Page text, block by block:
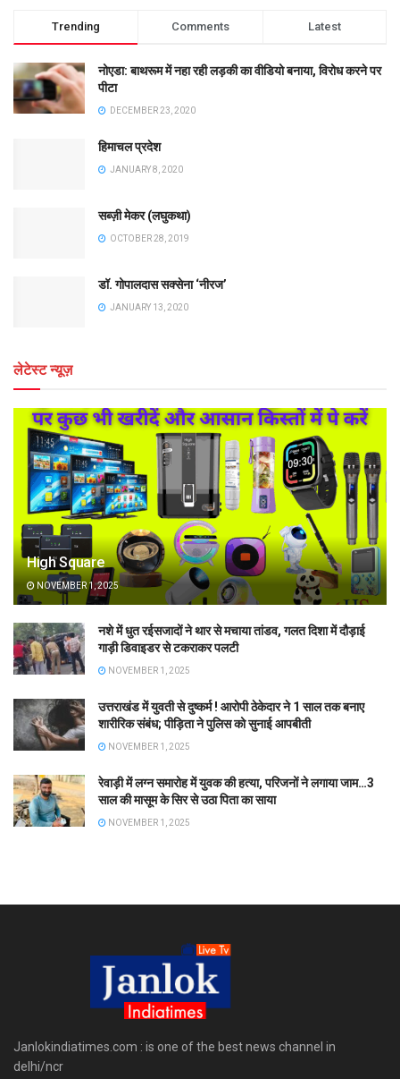
Trending Comments Latest
नोएडा: बाथरूम में नहा रही लड़की का वीडियो बनाया, विरोध करने पर
पीटा
DECEMBER 23, 2020
हिमाचल प्रदेश
JANUARY 8, 2020
सब्ज़ी मेकर (लघुकथा)
OCTOBER 28, 2019
डॉ. गोपालदास सक्सेना ‘नीरज’
JANUARY 13, 2020
लेटेस्ट न्यूज़
High Square
NOVEMBER 1, 2025
नशे में धुत रईसजादों ने थार से मचाया तांडव, गलत दिशा में दौड़ाई
गाड़ी डिवाइडर से टकराकर पलटी
NOVEMBER 1, 2025
उत्तराखंड में युवती से दुष्कर्म ! आरोपी ठेकेदार ने 1 साल तक बनाए
शारीरिक संबंध; पीड़िता ने पुलिस को सुनाई आपबीती
NOVEMBER 1, 2025
रेवाड़ी में लग्न समारोह में युवक की हत्या, परिजनों ने लगाया जाम…3
साल की मासूम के सिर से उठा पिता का साया
NOVEMBER 1, 2025
Janlokindiatimes.com : is one of the best news channel in
delhi/ncr